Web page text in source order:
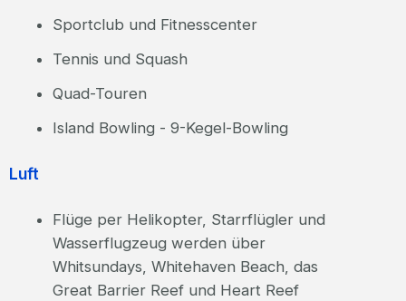
Sportclub und Fitnesscenter
Tennis und Squash
Quad-Touren
Island Bowling - 9-Kegel-Bowling
Luft
Flüge per Helikopter, Starrflügler und
Wasserflugzeug werden über
Whitsundays, Whitehaven Beach, das
Great Barrier Reef und Heart Reef